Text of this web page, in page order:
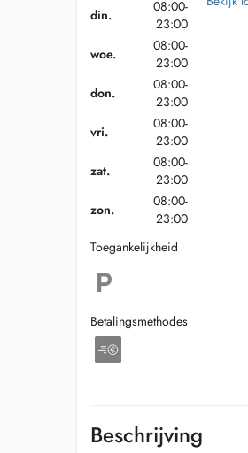
din.
08:00-
23:00
woe.
08:00-
23:00
don.
08:00-
23:00
vri.
08:00-
23:00
zat.
08:00-
23:00
zon.
08:00-
23:00
Toegankelijkheid
Betalingsmethodes
Beschrijving